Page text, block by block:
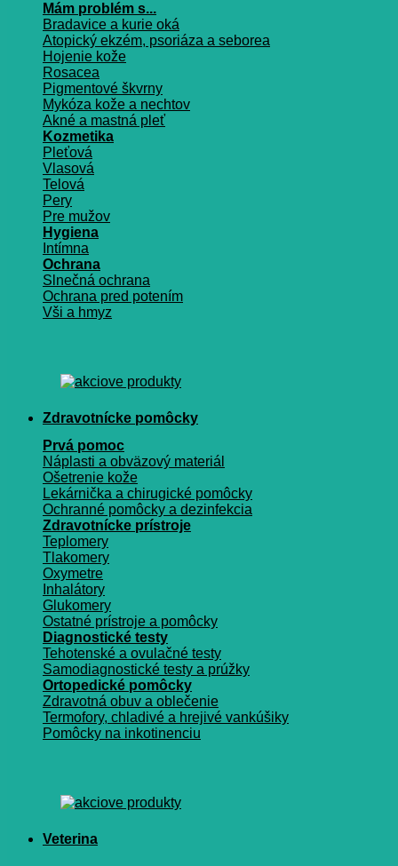
Mám problém s...
Bradavice a kurie oká
Atopický ekzém, psoriáza a seborea
Hojenie kože
Rosacea
Pigmentové škvrny
Mykóza kože a nechtov
Akné a mastná pleť
Kozmetika
Pleťová
Vlasová
Telová
Pery
Pre mužov
Hygiena
Intímna
Ochrana
Slnečná ochrana
Ochrana pred potením
Vši a hmyz
Zdravotnícke pomôcky
Prvá pomoc
Náplasti a obväzový materiál
Ošetrenie kože
Lekárnička a chirugické pomôcky
Ochranné pomôcky a dezinfekcia
Zdravotnícke prístroje
Teplomery
Tlakomery
Oxymetre
Inhalátory
Glukomery
Ostatné prístroje a pomôcky
Diagnostické testy
Tehotenské a ovulačné testy
Samodiagnostické testy a prúžky
Ortopedické pomôcky
Zdravotná obuv a oblečenie
Termofory, chladivé a hrejivé vankúšiky
Pomôcky na inkotinenciu
Veterina